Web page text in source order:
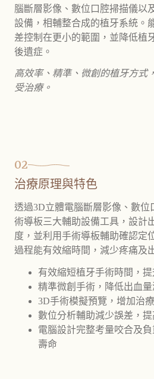
腦斷層影像、數位口腔掃描儀以
設備，相輔整合成的植牙系統。
差控制在更小的範圍，並降低植
後遺症。
高效率、精準、微創的植牙方式
受治療。
02
治療原理與特色
透過3D立體電腦斷層影像、數位
術導板三大輔助設備工具，設計
度，並利用手術導板輔助確認定
過程能有效縮時間，減少疼痛及
有效縮短植牙手術時間，
精準微創手術，降低出血
3D手術模擬預覽，增加治
數位分析輔助減少誤差，
電腦設計完整考量咬合及
壽命